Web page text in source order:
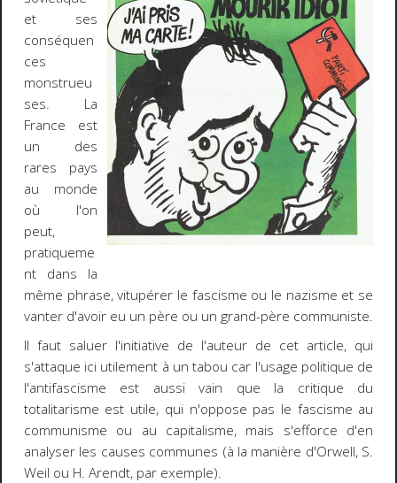
et ses
conséquen
ces
monstrueu
ses. La
France est
un des
rares pays
au monde
où l'on
peut,
pratiqueme
nt dans la
même phrase, vitupérer le fascisme ou le nazisme et se
vanter d'avoir eu un père ou un grand-père communiste.
Il faut saluer l'initiative de l'auteur de cet article, qui
s'attaque ici utilement à un tabou car l'usage politique de
l'antifascisme est aussi vain que la critique du
totalitarisme est utile, qui n'oppose pas le fascisme au
communisme ou au capitalisme, mais s'efforce d'en
analyser les causes communes (à la manière d'Orwell, S.
Weil ou H. Arendt, par exemple).